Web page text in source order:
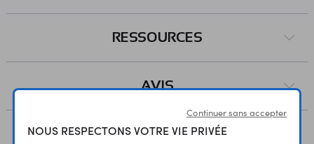
RESSOURCES
AVIS
Continuer sans accepter
NOUS RESPECTONS VOTRE VIE PRIVÉE